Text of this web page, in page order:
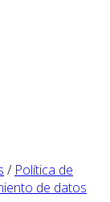
/ Política de
de datos